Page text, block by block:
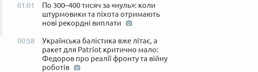
01:01
По 300–400 тисяч за «нуль»: коли
штурмовики та піхота отримають
нові рекордні виплати
00:58
Українська балістика вже літає, а
ракет для Patriot критично мало:
Федоров про реалії фронту та війну
роботів